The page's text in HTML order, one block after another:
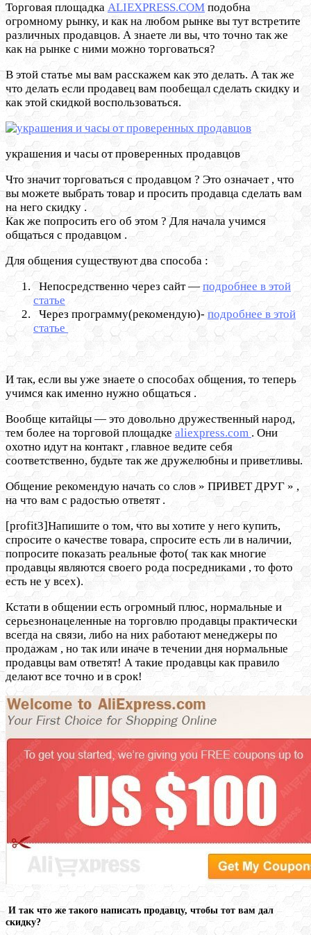
Торговая площадка ALIEXPRESS.COM подобна
огромному рынку, и как на любом рынке вы тут встретите
различных продавцов. А знаете ли вы, что точно так же
как на рынке с ними можно торговаться?
В этой статье мы вам расскажем как это делать. А так же
что делать если продавец вам пообещал сделать скидку и
как этой скидкой воспользоваться.
украшения и часы от проверенных продавцов
Что значит торговаться с продавцом ? Это означает , что
вы можете выбрать товар и просить продавца сделать вам
на него скидку .
Как же попросить его об этом ? Для начала учимся
общаться с продавцом .
Для общения существуют два способа :
Непосредственно через сайт —подробнее в этой
статье
Через программу(рекомендую)- подробнее в этой
статье
И так, если вы уже знаете о способах общения, то теперь
учимся как именно нужно общаться .
Вообще китайцы — это довольно дружественный народ,
тем более на торговой площадке aliexpress.com . Они
охотно идут на контакт , главное ведите себя
соответственно, будьте так же дружелюбны и приветливы.
Общение рекомендую начать со слов » ПРИВЕТ ДРУГ » ,
на что вам с радостью ответят .
[profit3]Напишите о том, что вы хотите у него купить,
спросите о качестве товара, спросите есть ли в наличии,
попросите показать реальные фото( так как многие
продавцы являются своего рода посредниками , то фото
есть не у всех).
Кстати в общении есть огромный плюс, нормальные и
серьезнонацеленные на торговлю продавцы практически
всегда на связи, либо на них работают менеджеры по
продажам , но так или иначе в течении дня нормальные
продавцы вам ответят! А такие продавцы как правило
делают все точно и в срок!
И так что же такого написать продавцу, чтобы тот вам дал
скидку?